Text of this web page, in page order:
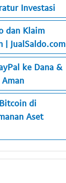
Investasi
dan Klaim
| JualSaldo.com
ke Dana &
di
Aset